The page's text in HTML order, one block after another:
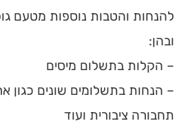
להנחות והטבות נוספות מטעם
ובהן:
– הקלות בתשלום מיסים
– הנחות בתשלומים שונים כגון
תחבורה ציבורית ועוד